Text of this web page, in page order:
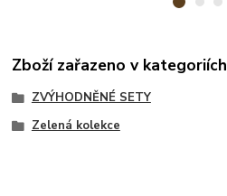
Zboží zařazeno v kategoriích
ZVÝHODNĚNÉ SETY
Zelená kolekce